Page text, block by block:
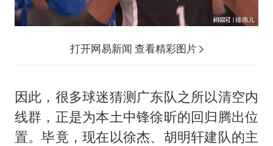
打开网易新闻 查看精彩图片
因此，很多球迷猜测广东队之所以清空内
线群，正是为本土中锋徐昕的回归腾出位
置。毕竟，现在以徐杰、胡明轩建队的主